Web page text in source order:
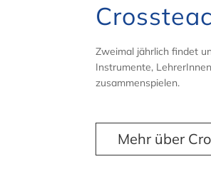
Zweimal jährlich findet
Instrumente,
zusammenspielen.
Mehr über